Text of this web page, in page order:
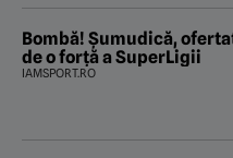
Bombă! Șumudică,
de o forță a SuperLigii
IAMSPORT.RO